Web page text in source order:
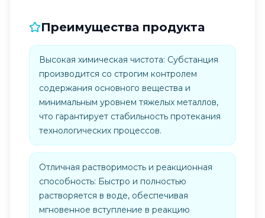
Преимущества продукта
Высокая химическая чистота: Субстанция
производится со строгим контролем
содержания основного вещества и
минимальным уровнем тяжелых металлов,
что гарантирует стабильность протекания
технологических процессов.
Отличная растворимость и реакционная
способность: Быстро и полностью
растворяется в воде, обеспечивая
мгновенное вступление в реакцию